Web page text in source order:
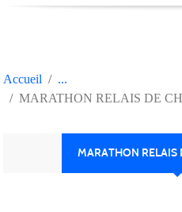
Accueil
MARATHON RELAIS DE
MARATHON RELAIS